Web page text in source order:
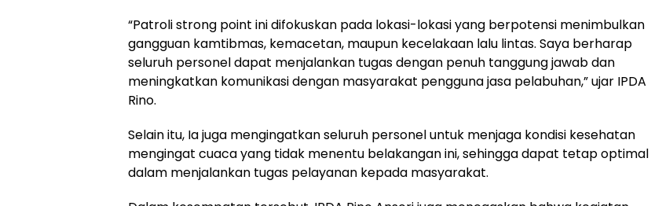
“Patroli strong point ini difokuskan pada lokasi-lokasi yang berpotensi menimbulkan
gangguan kamtibmas, kemacetan, maupun kecelakaan lalu lintas. Saya berharap
seluruh personel dapat menjalankan tugas dengan penuh tanggung jawab dan
meningkatkan komunikasi dengan masyarakat pengguna jasa pelabuhan,” ujar IPDA
Rino.
Selain itu, Ia juga mengingatkan seluruh personel untuk menjaga kondisi kesehatan
mengingat cuaca yang tidak menentu belakangan ini, sehingga dapat tetap optimal
dalam menjalankan tugas pelayanan kepada masyarakat.